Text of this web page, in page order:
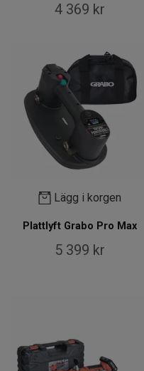
4 369 kr
Lägg i korgen
Plattlyft Grabo Pro Max
5 399 kr